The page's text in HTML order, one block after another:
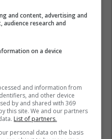
and content, advertising and
research and
on a device
and information from
and other device
by and shared with 369
this site. We and our partners
List of partners.
personal data on the basis